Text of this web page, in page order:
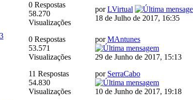
0 Respostas
58.270
Visualizações
porLVirtual
18 de Julho de 2017, 16:35
0 Respostas
53.571
Visualizações
porMAntunes
29 de Junho de 2017, 15:13
11 Respostas
54.830
Visualizações
por SerraCabo
10 de Junho de 2017, 19:18